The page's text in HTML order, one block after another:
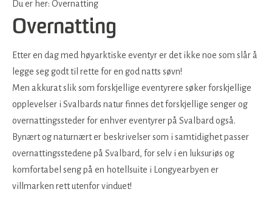
Du er her: Overnatting
Overnatting
Etter en dag med høyarktiske eventyr er det ikke noe som slår å
legge seg godt til rette for en god natts søvn!
Men akkurat slik som forskjellige eventyrere søker forskjellige
opplevelser i Svalbards natur finnes det forskjellige senger og
overnattingssteder for enhver eventyrer på Svalbard også.
Bynært og naturnært er beskrivelser som i samtidighet passer
overnattingsstedene på Svalbard, for selv i en luksuriøs og
komfortabel seng på en hotellsuite i Longyearbyen er
villmarken rett utenfor vinduet!